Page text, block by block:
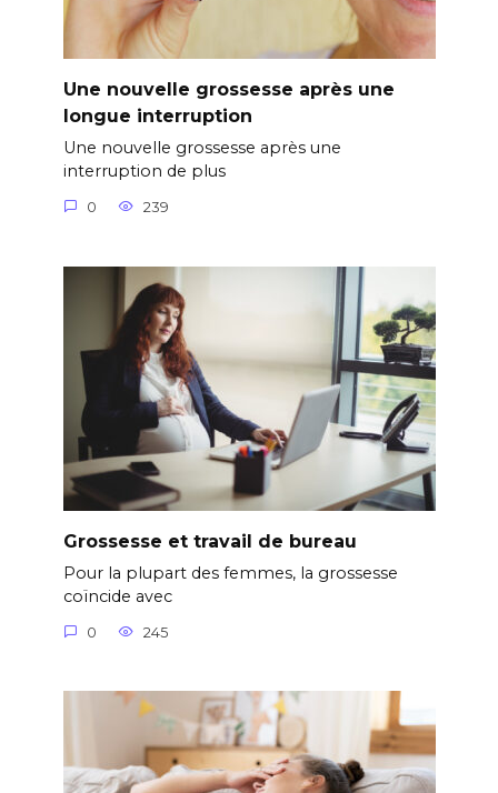
Une nouvelle grossesse après une
longue interruption
Une nouvelle grossesse après une
interruption de plus
0 239
Grossesse et travail de bureau
Pour la plupart des femmes, la grossesse
coïncide avec
0 245